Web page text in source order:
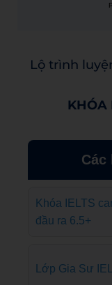
Lộ trình
KHÓA
Các
Khóa IELTS
đầu ra 6.5+
Lớp Gia Sư